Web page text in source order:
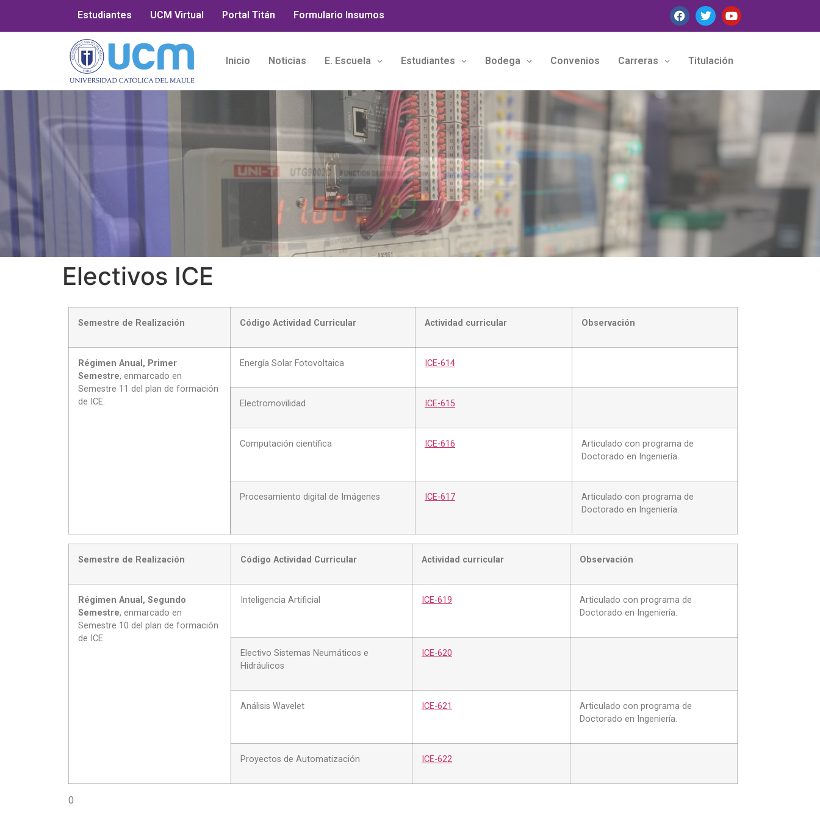
Estudiantes UCM Virtual Portal Titán Formulario Insumos
Inicio Noticias E. Escuela Estudiantes Bodega Convenios Carreras Titulación
Electivos ICE
Semestre de Realización Código Actividad Curricular Actividad curricular Observación
Régimen Anual, Primer
Semestre, enmarcado en
Semestre 11 del plan de formación
de ICE.
Energía Solar Fotovoltaica ICE-614
Electromovilidad ICE-615
Computación científica ICE-616
Articulado con programa de
Doctorado en Ingeniería.
Procesamiento digital de Imágenes ICE-617
Articulado con programa de
Doctorado en Ingeniería.
Semestre de Realización Código Actividad Curricular Actividad curricular Observación
Régimen Anual, Segundo
Semestre, enmarcado en
Semestre 10 del plan de formación
de ICE.
Inteligencia Artificial ICE-619
Articulado con programa de
Doctorado en Ingeniería.
Electivo Sistemas Neumáticos e
Hidráulicos
ICE-620
Análisis Wavelet ICE-621
Articulado con programa de
Doctorado en Ingeniería.
Proyectos de Automatización ICE-622
0